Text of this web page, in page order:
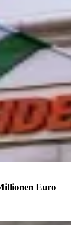
Euro